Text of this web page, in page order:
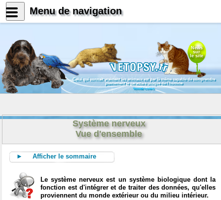
News
sur
le site
Celui qui connait vraiment les animaux est par là même capable de comprendre
pleinement le caractère unique de l'homme
Konrad Lorenz
Système nerveux
Vue d'ensemble
► Afficher le sommaire
Le système nerveux est un système biologique dont la
fonction est d'intégrer et de traiter des données, qu'elles
proviennent du monde extérieur ou du milieu intérieur.
Menu de navigation